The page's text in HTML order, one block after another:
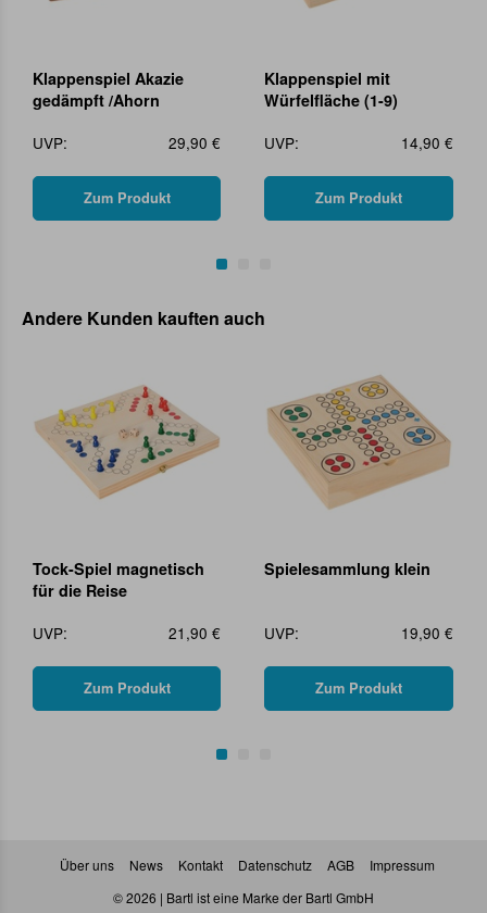
Klappenspiel Akazie
gedämpft /Ahorn
UVP:
29,90 €
Zum Produkt
Klappenspiel mit
Würfelfläche (1-9)
UVP:
14,90 €
Zum Produkt
Andere Kunden kauften auch
Tock-Spiel magnetisch
für die Reise
UVP:
21,90 €
Zum Produkt
Spielesammlung klein
UVP: 19,90 €
Zum Produkt
© 2026 | Bartl ist eine Marke der Bartl GmbH
Über uns News Kontakt Datenschutz AGB Impressum